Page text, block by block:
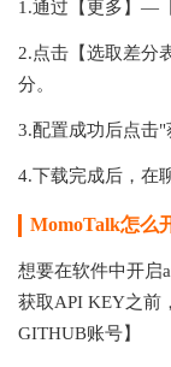
1.通过【更多】—
2.点击【选取差分
分。
3.配置成功后点击"
4.下载完成后，在
MomoTalk怎么
想要在软件中开启
获取API KEY之前
GITHUB账号】